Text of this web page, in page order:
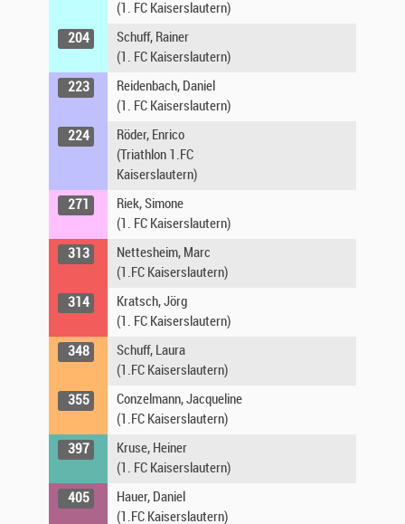
1. FC Kaiserslautern
204
Schuff, Rainer
1. FC Kaiserslautern
223
Reidenbach, Daniel
1. FC Kaiserslautern
224
Röder, Enrico
Triathlon 1.FC
Kaiserslautern
271
Riek, Simone
1. FC Kaiserslautern
313
Nettesheim, Marc
1.FC Kaiserslautern
314
Kratsch, Jörg
1. FC Kaiserslautern
348
Schuff, Laura
1.FC Kaiserslautern
355
Conzelmann, Jacqueline
1.FC Kaiserslautern
397
Kruse, Heiner
1. FC Kaiserslautern
405
Hauer, Daniel
1.FC Kaiserslautern